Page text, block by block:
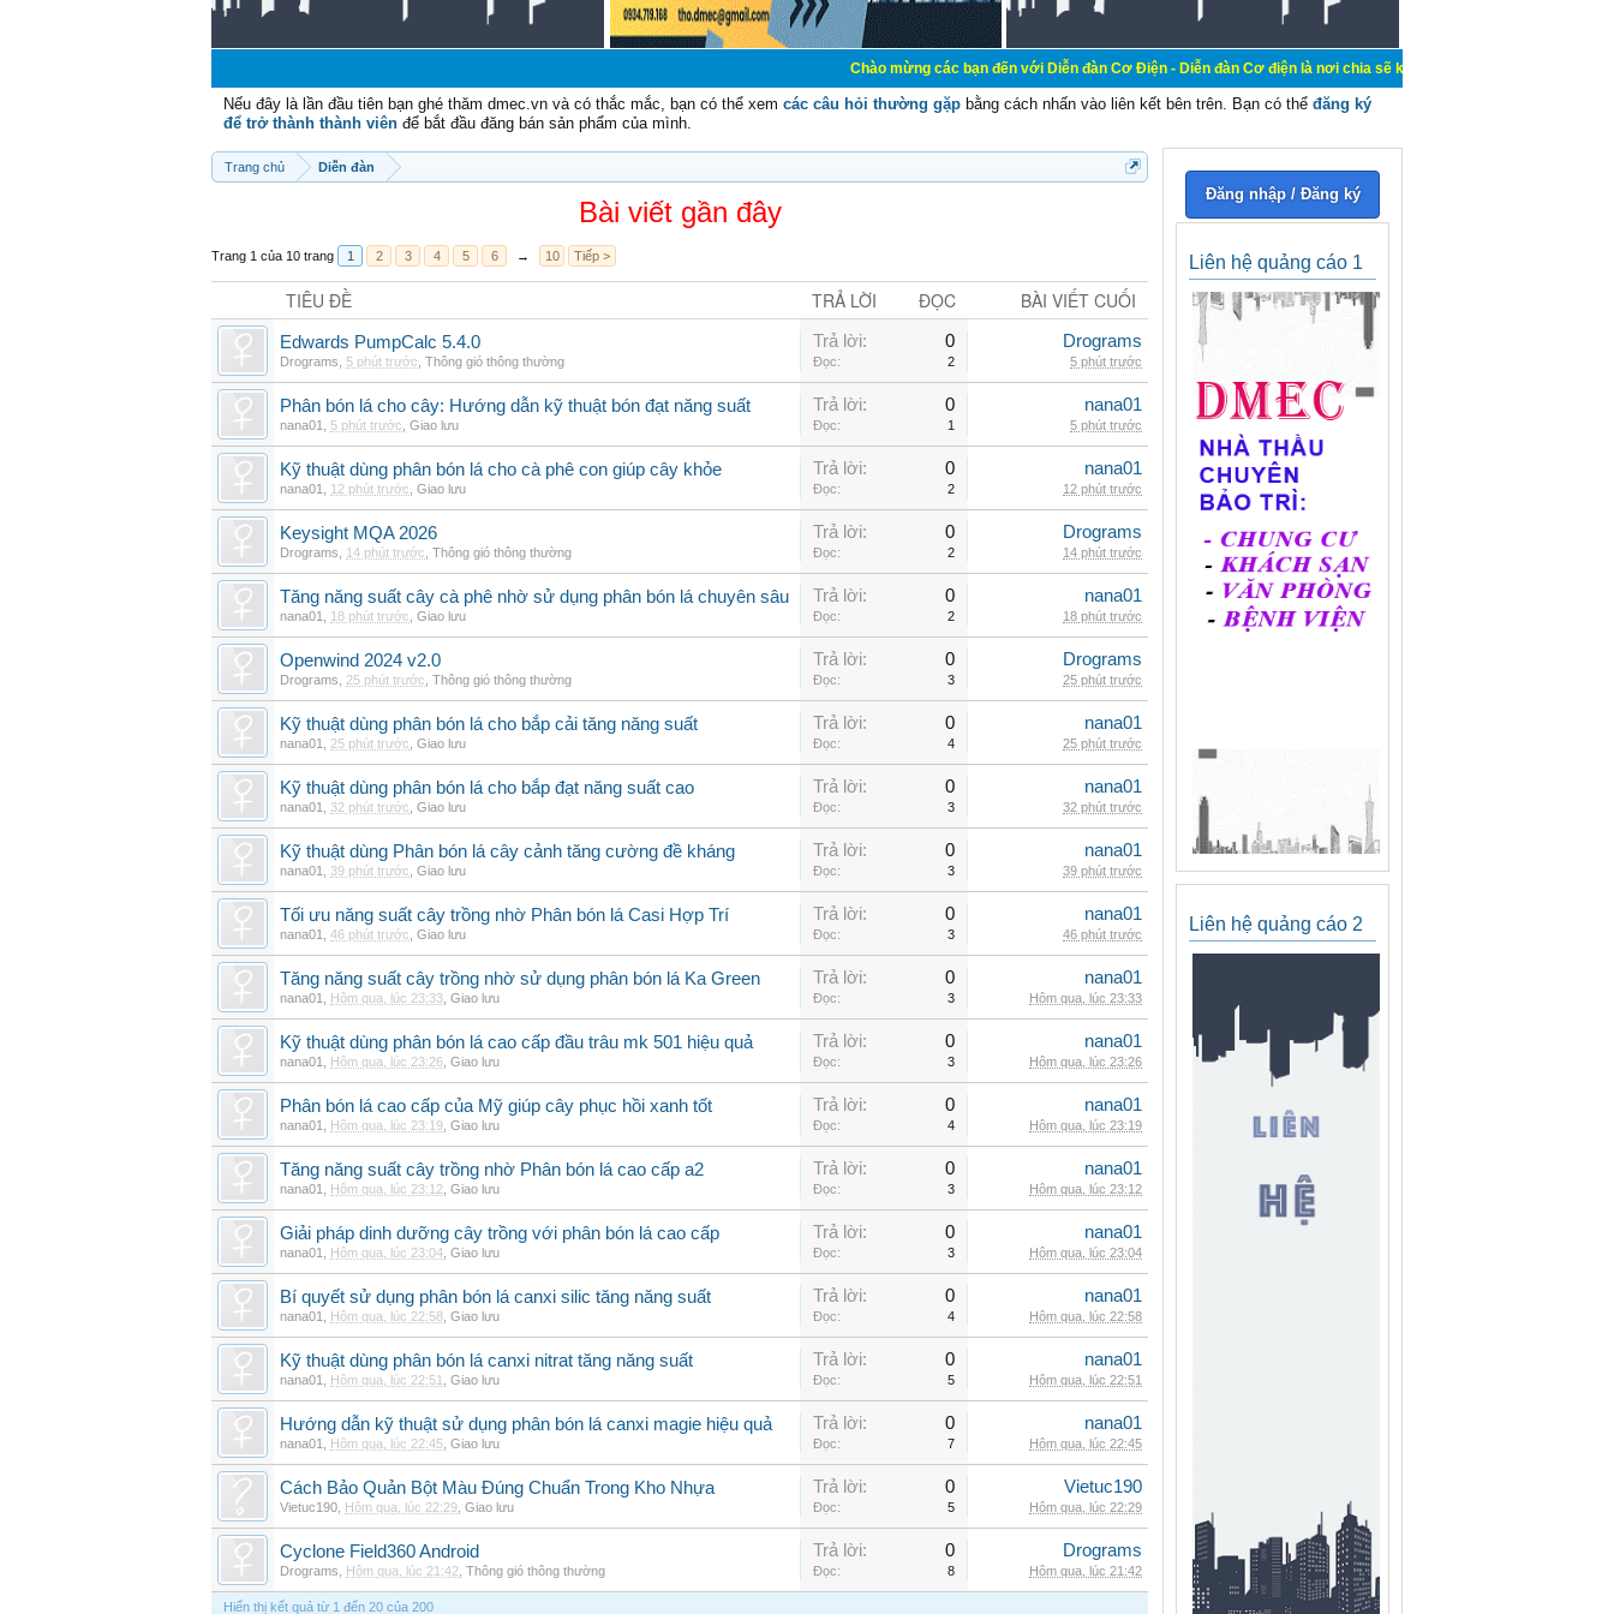
Chào mừng các bạn đến với Diễn đàn Cơ Điện - Diễn đàn Cơ điện là nơi chia sẽ kiến thức kinh nghiệm trong lãnh vực cơ
Nếu đây là lần đầu tiên bạn ghé thăm dmec.vn và có thắc mắc, bạn có thể xem các câu hỏi thường gặp bằng cách nhấn vào liên kết bên trên. Bạn có thể đăng ký
để trở thành thành viên để bắt đầu đăng bán sản phẩm của mình.
Trang chủ Diễn đàn
Bài viết gần đây
Trang 1 của 10 trang 1 2 3 4 5 6 → 10 Tiếp >
TIÊU ĐỀ TRẢ LỜI ĐỌC BÀI VIẾT CUỐI
Edwards PumpCalc 5.4.0
Drograms 5 phút trước Thông gió thông thường
Trả lời: 0
Đọc: 2
Drograms
5 phút trước
Phân bón lá cho cây: Hướng dẫn kỹ thuật bón đạt năng suất
nana01 5 phút trước Giao lưu
Trả lời: 0
Đọc: 1
nana01
5 phút trước
Kỹ thuật dùng phân bón lá cho cà phê con giúp cây khỏe
nana01 12 phút trước Giao lưu
Trả lời: 0
Đọc: 2
nana01
12 phút trước
Keysight MQA 2026
Drograms 14 phút trước Thông gió thông thường
Trả lời: 0
Đọc: 2
Drograms
14 phút trước
Tăng năng suất cây cà phê nhờ sử dụng phân bón lá chuyên sâu
nana01 18 phút trước Giao lưu
Trả lời: 0
Đọc: 2
nana01
18 phút trước
Openwind 2024 v2.0
Drograms 25 phút trước Thông gió thông thường
Trả lời: 0
Đọc: 3
Drograms
25 phút trước
Kỹ thuật dùng phân bón lá cho bắp cải tăng năng suất
nana01 25 phút trước Giao lưu
Trả lời: 0
Đọc: 4
nana01
25 phút trước
Kỹ thuật dùng phân bón lá cho bắp đạt năng suất cao
nana01 32 phút trước Giao lưu
Trả lời: 0
Đọc: 3
nana01
32 phút trước
Kỹ thuật dùng Phân bón lá cây cảnh tăng cường đề kháng
nana01 39 phút trước Giao lưu
Trả lời: 0
Đọc: 3
nana01
39 phút trước
Tối ưu năng suất cây trồng nhờ Phân bón lá Casi Hợp Trí
nana01 46 phút trước Giao lưu
Trả lời: 0
Đọc: 3
nana01
46 phút trước
Tăng năng suất cây trồng nhờ sử dụng phân bón lá Ka Green
nana01 Hôm qua, lúc 23:33 Giao lưu
Trả lời: 0
Đọc: 3
nana01
Hôm qua, lúc 23:33
Kỹ thuật dùng phân bón lá cao cấp đầu trâu mk 501 hiệu quả
nana01 Hôm qua, lúc 23:26 Giao lưu
Trả lời: 0
Đọc: 3
nana01
Hôm qua, lúc 23:26
Phân bón lá cao cấp của Mỹ giúp cây phục hồi xanh tốt
nana01 Hôm qua, lúc 23:19 Giao lưu
Trả lời: 0
Đọc: 4
nana01
Hôm qua, lúc 23:19
Tăng năng suất cây trồng nhờ Phân bón lá cao cấp a2
nana01 Hôm qua, lúc 23:12 Giao lưu
Trả lời: 0
Đọc: 3
nana01
Hôm qua, lúc 23:12
Giải pháp dinh dưỡng cây trồng với phân bón lá cao cấp
nana01 Hôm qua, lúc 23:04 Giao lưu
Trả lời: 0
Đọc: 3
nana01
Hôm qua, lúc 23:04
Bí quyết sử dụng phân bón lá canxi silic tăng năng suất
nana01 Hôm qua, lúc 22:58 Giao lưu
Trả lời: 0
Đọc: 4
nana01
Hôm qua, lúc 22:58
Kỹ thuật dùng phân bón lá canxi nitrat tăng năng suất
nana01 Hôm qua, lúc 22:51 Giao lưu
Trả lời: 0
Đọc: 5
nana01
Hôm qua, lúc 22:51
Hướng dẫn kỹ thuật sử dụng phân bón lá canxi magie hiệu quả
nana01 Hôm qua, lúc 22:45 Giao lưu
Trả lời: 0
Đọc: 7
nana01
Hôm qua, lúc 22:45
Cách Bảo Quản Bột Màu Đúng Chuẩn Trong Kho Nhựa
Vietuc190 Hôm qua, lúc 22:29 Giao lưu
Trả lời: 0
Đọc: 5
Vietuc190
Hôm qua, lúc 22:29
Cyclone Field360 Android
Drograms Hôm qua, lúc 21:42 Thông gió thông thường
Trả lời: 0
Đọc: 8
Drograms
Hôm qua, lúc 21:42
Hiển thị kết quả từ 1 đến 20 của 200
Đăng nhập / Đăng ký
Liên hệ quảng cáo 1
Liên hệ quảng cáo 2